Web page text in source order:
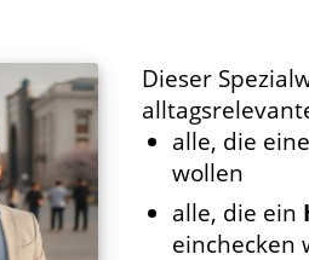
Dieser
alle, die eine
wollen
alle, die ein
einchecken